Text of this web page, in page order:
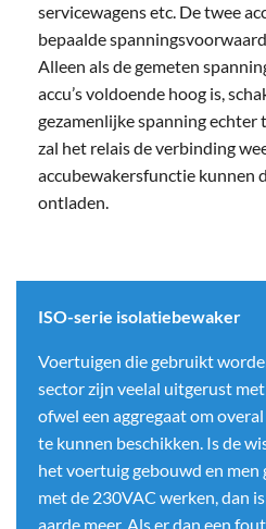
servicewagens etc. De twee
bepaalde
Alleen als de gemeten
accu’s voldoende hoog is,
gezamenlijke spanning echter
zal het relais de verbinding
accubewakersfunctie kunnen
ontladen.
ISO-serie isolatiebewaker
Voertuigen die gebruikt
sector zijn veelal uitgerust
ofwel een aggregaat om
te kunnen beschikken. Is de
het voertuig gebouwd en
met de 230VAC werken, dan
aarde meer. Als er dan een